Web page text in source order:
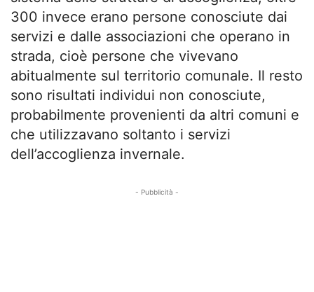
300 invece erano persone conosciute dai
servizi e dalle associazioni che operano in
strada, cioè persone che vivevano
abitualmente sul territorio comunale. Il resto
sono risultati individui non conosciute,
probabilmente provenienti da altri comuni e
che utilizzavano soltanto i servizi
dell’accoglienza invernale.
- Pubblicità -